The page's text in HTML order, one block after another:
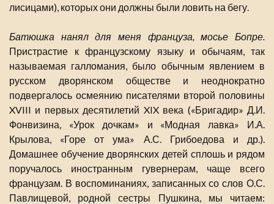
лисицами), которых они должны были ловить на бегу.
Батюшка нанял для меня француза, мосье Бопре.
Пристрастие к французскому языку и обычаям, так
называемая галломания, было обычным явлением в
русском дворянском обществе и неоднократно
подвергалось осмеянию писателями второй половины
XVIII и первых десятилетий XIX века («Бригадир» Д.И.
Фонвизина, «Урок дочкам» и «Модная лавка» И.А.
Крылова, «Горе от ума» А.С. Грибоедова и др.).
Домашнее обучение дворянских детей сплошь и рядом
поручалось иностранным гувернерам, чаще всего
французам. В воспоминаниях, записанных со слов О.С.
Павлищевой, родной сестры Пушкина, мы читаем: